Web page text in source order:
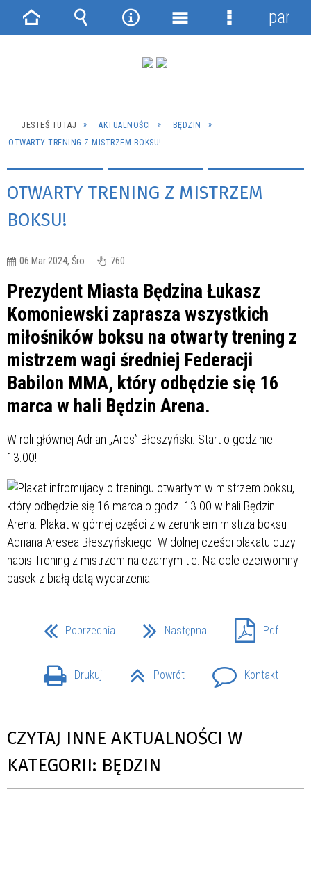
JESTEŚ TUTAJ AKTUALNOŚCI
BĘDZIN
OTWARTY TRENING Z MISTRZEM BOKSU!
OTWARTY TRENING Z MISTRZEM
BOKSU!
06 Mar 2024, Śro 760
Prezydent Miasta Będzina Łukasz
Komoniewski zaprasza wszystkich
miłośników boksu na otwarty trening z
mistrzem wagi średniej Federacji
Babilon MMA, który odbędzie się 16
marca w hali Będzin Arena.
W roli głównej Adrian „Ares” Błeszyński. Start o godzinie
13.00!
Poprzednia Następna Pdf
Drukuj Powrót Kontakt
CZYTAJ INNE AKTUALNOŚCI W
KATEGORII: BĘDZIN
Strona Wyszukiwarka
NarzędziaMenu
Menu
panel